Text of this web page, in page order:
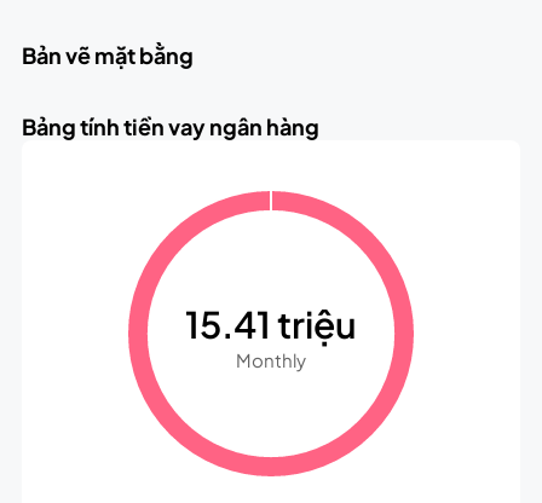
Bản vẽ mặt bằng
Bảng tính tiền vay ngân hàng
15.41 triệu
Monthly